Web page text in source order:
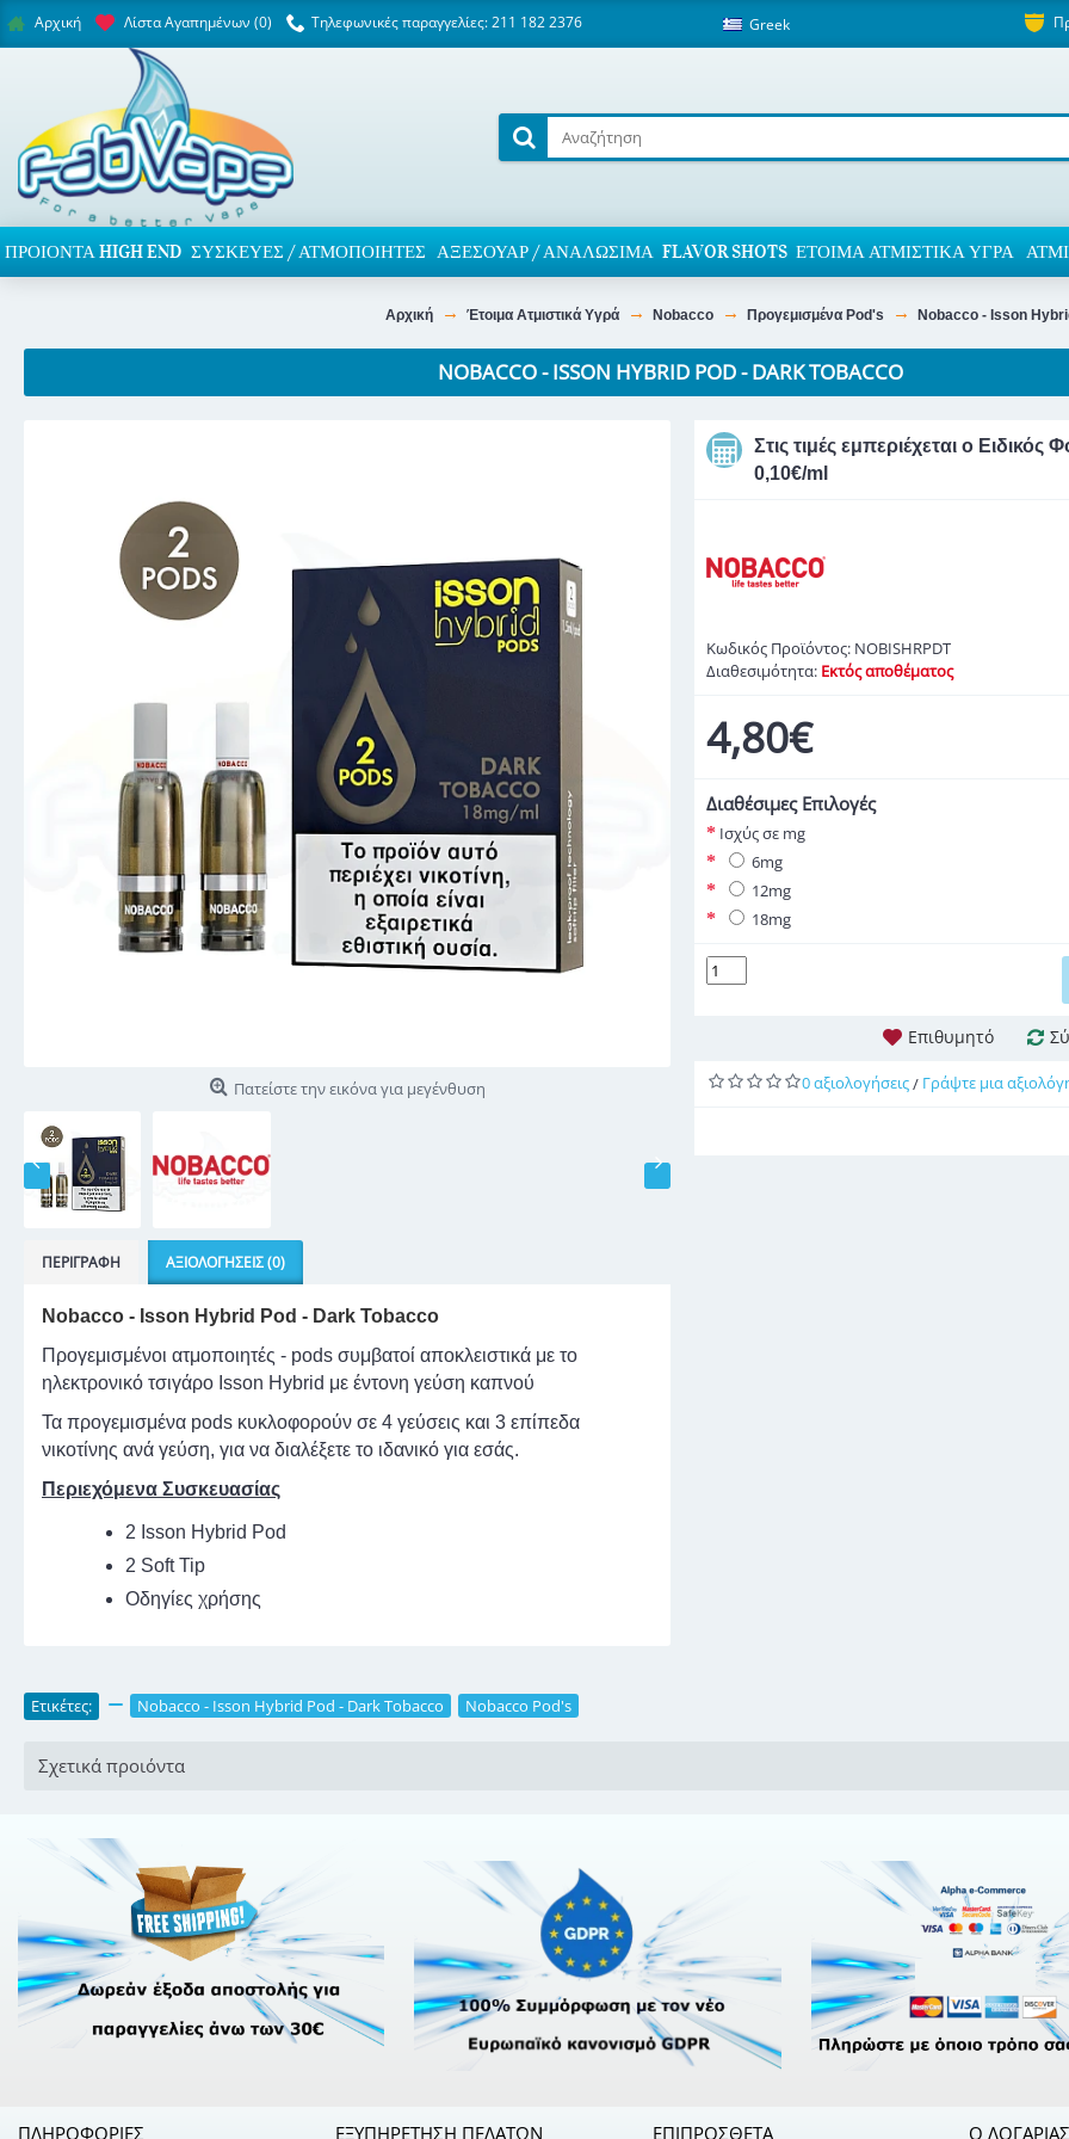
Αρχική Λίστα Αγαπημένων (0) Τηλεφωνικές παραγγελίες: 211 182 2376 Greek
ΠΡΟΙΌΝΤΑ HIGH END ΣΥΣΚΕΥΈΣ / ΑΤΜΟΠΟΙΗΤΈΣ ΑΞΕΣΟΥΆΡ / ΑΝΑΛΏΣΙΜΑ FLAVOR SHOTS ΈΤΟΙΜΑ ΑΤΜΙΣΤΙΚΆ ΥΓΡΆ
Αρχική Έτοιμα Ατμιστικά Υγρά Nobacco Προγεμισμένα Pod's Nobacco - Isson
NOBACCO - ISSON HYBRID POD - DARK TOBACCO
Πατείστε την εικόνα για μεγένθυση
ΠΕΡΙΓΡΑΦΉ ΑΞΙΟΛΟΓΉΣΕΙΣ (0)
Nobacco - Isson Hybrid Pod - Dark Tobacco
Προγεμισμένοι ατμοποιητές - pods συμβατοί αποκλειστικά με το
ηλεκτρονικό τσιγάρο Isson Hybrid με έντονη γεύση καπνού
Τα προγεμισμένα pods κυκλοφορούν σε 4 γεύσεις και 3 επίπεδα
νικοτίνης ανά γεύση, για να διαλέξετε το ιδανικό για εσάς.
Περιεχόμενα Συσκευασίας
2 Isson Hybrid Pod
2 Soft Tip
Οδηγίες χρήσης
Στις τιμές εμπεριέχεται ο
0,10€/ml
Κωδικός Προϊόντος: NOBISHRPDT
Διαθεσιμότητα: Εκτός αποθέματος
4,80€
Διαθέσιμες Επιλογές
Ισχύς σε mg
6mg
12mg
18mg
Επιθυμητό
0 αξιολογήσεις/ Γράψτε μια
Ετικέτες: Nobacco - Isson Hybrid Pod - Dark Tobacco Nobacco Pod's
Σχετικά προιόντα
ΠΛΗΡΟΦΟΡΊΕΣ ΕΞΥΠΗΡΈΤΗΣΗ ΠΕΛΑΤΏΝ ΕΠΙΠΡΌΣΘΕΤΑ Ο